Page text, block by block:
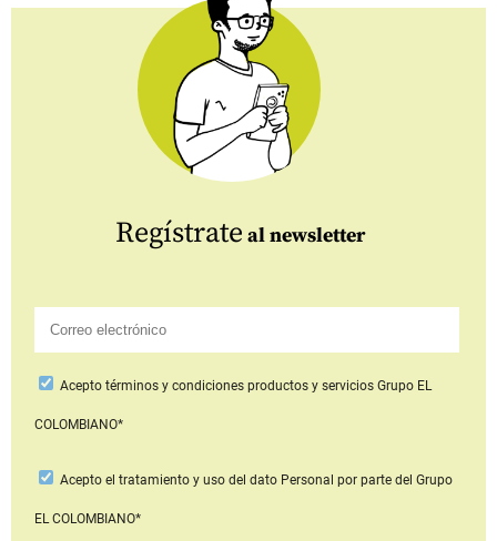
Regístrate al newsletter
Aceptotérminos y condiciones productos y serviciosGrupo EL
COLOMBIANO*
Acepto el tratamiento y uso del dato Personal por parte del Grupo
EL COLOMBIANO*